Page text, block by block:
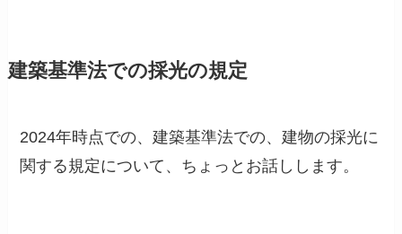
建築基準法での採光の規定
2024年時点での、建築基準法での、建物の採光に
関する規定について、ちょっとお話しします。